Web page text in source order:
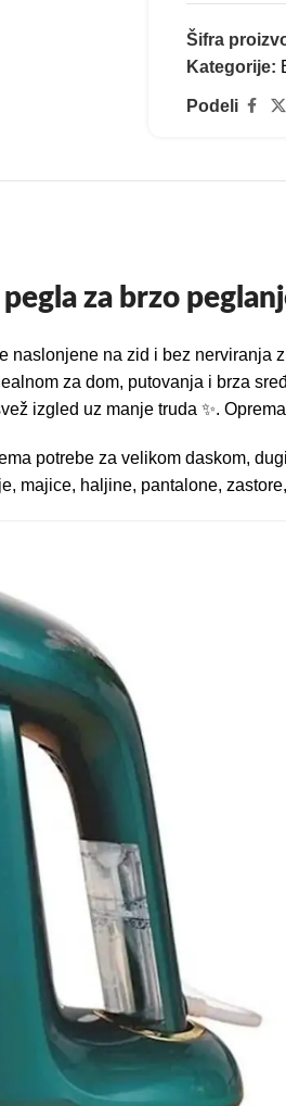
Šifra
Kategorije:
Podeli
za brzo
naslonjene na zid i bez
za dom, putovanja i brza
izgled uz manje truda ✨.
potrebe za velikom daskom,
majice, haljine, pantalone,